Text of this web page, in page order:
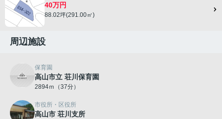
40万円
88.02坪(291.00㎡)
周辺施設
保育園
高山市立 荘川保育園
2894ｍ（37分）
市役所・区役所
高山市 荘川支所